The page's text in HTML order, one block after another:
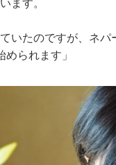
ます。
いたのですが、ネ
られます」